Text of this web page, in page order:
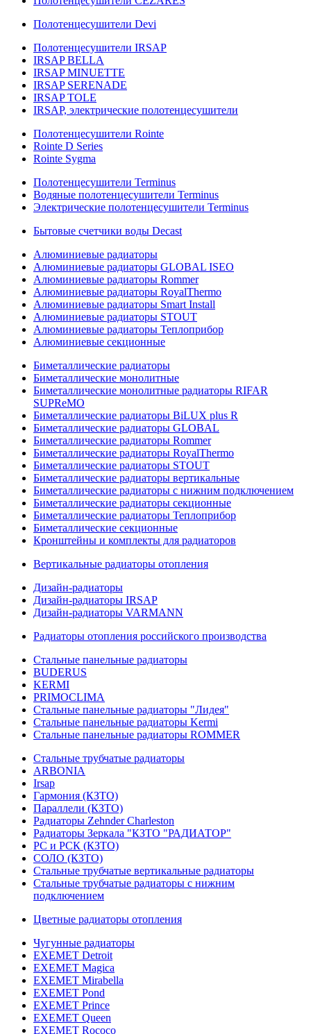
Полотенцесушители Devi
Полотенцесушители IRSAP
IRSAP BELLA
IRSAP MINUETTE
IRSAP SERENADE
IRSAP TOLE
IRSAP, электрические полотенцесушители
Полотенцесушители Rointe
Rointe D Series
Rointe Sygma
Полотенцесушители Terminus
Водяные полотенцесушители Terminus
Электрические полотенцесушители Terminus
Бытовые счетчики воды Decast
Алюминиевые радиаторы
Алюминиевые радиаторы GLOBAL ISEO
Алюминиевые радиаторы Rommer
Алюминиевые радиаторы RoyalThermo
Алюминиевые радиаторы Smart Install
Алюминиевые радиаторы STOUT
Алюминиевые радиаторы Теплоприбор
Алюминиевые секционные
Биметаллические радиаторы
Биметаллические монолитные
Биметаллические монолитные радиаторы RIFAR
SUPReMO
Биметаллические радиаторы BiLUX plus R
Биметаллические радиаторы GLOBAL
Биметаллические радиаторы Rommer
Биметаллические радиаторы RoyalThermo
Биметаллические радиаторы STOUT
Биметаллические радиаторы вертикальные
Биметаллические радиаторы с нижним подключением
Биметаллические радиаторы секционные
Биметаллические радиаторы Теплоприбор
Биметаллические секционные
Кронштейны и комплекты для радиаторов
Вертикальные радиаторы отопления
Дизайн-радиаторы
Дизайн-радиаторы IRSAP
Дизайн-радиаторы VARMANN
Радиаторы отопления российского производства
Стальные панельные радиаторы
BUDERUS
KERMI
PRIMOCLIMA
Стальные панельные радиаторы "Лидея"
Стальные панельные радиаторы Kermi
Стальные панельные радиаторы ROMMER
Стальные трубчатые радиаторы
ARBONIA
Irsap
Гармония (КЗТО)
Параллели (КЗТО)
Радиаторы Zehnder Charleston
Радиаторы Зеркала "КЗТО "РАДИАТОР"
РС и РСК (КЗТО)
СОЛО (КЗТО)
Стальные трубчатые вертикальные радиаторы
Стальные трубчатые радиаторы с нижним
подключением
Цветные радиаторы отопления
Чугунные радиаторы
EXEMET Detroit
EXEMET Magica
EXEMET Mirabella
EXEMET Pond
EXEMET Prince
EXEMET Queen
EXEMET Rococo